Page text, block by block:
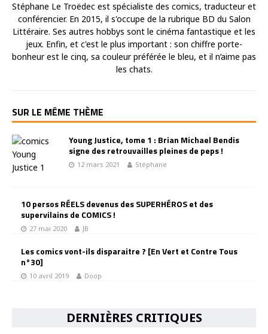
Stéphane Le Troëdec est spécialiste des comics, traducteur et
conférencier. En 2015, il s'occupe de la rubrique BD du Salon
Littéraire. Ses autres hobbys sont le cinéma fantastique et les
jeux. Enfin, et c'est le plus important : son chiffre porte-
bonheur est le cinq, sa couleur préférée le bleu, et il n’aime pas
les chats.
SUR LE MÊME THÈME
Young Justice, tome 1 : Brian Michael Bendis
signe des retrouvailles pleines de peps !
12 mars 2021 Stéphane
10 persos RÉELS devenus des SUPERHÉROS et des
supervilains de COMICS !
27 mai 2020 JB
Les comics vont-ils disparaitre ? [En Vert et Contre Tous
n°30]
10 avril 2019 Doop
DERNIÈRES CRITIQUES